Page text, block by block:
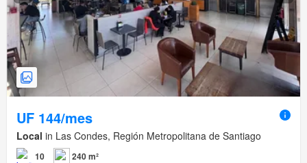
UF 144/mes
Local in Las Condes, Región Metropolitana de Santiago
10 240 m²